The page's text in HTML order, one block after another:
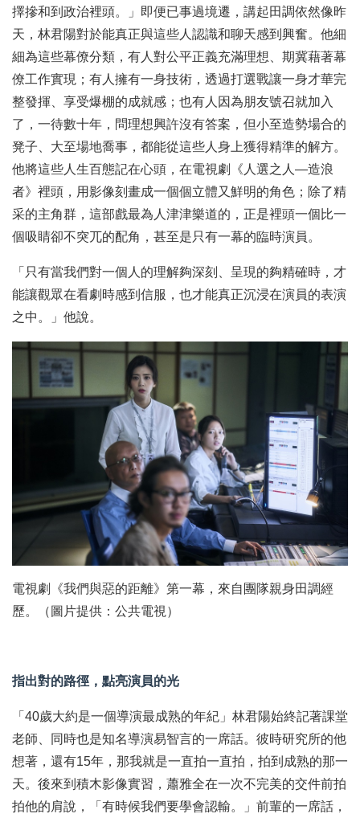
擇摻和到政治裡頭。」即便已事過境遷，講起田調依然像昨
天，林君陽對於能真正與這些人認識和聊天感到興奮。他細
細為這些幕僚分類，有人對公平正義充滿理想、期冀藉著幕
僚工作實現；有人擁有一身技術，透過打選戰讓一身才華完
整發揮、享受爆棚的成就感；也有人因為朋友號召就加入
了，一待數十年，問理想興許沒有答案，但小至造勢場合的
凳子、大至場地喬事，都能從這些人身上獲得精準的解方。
他將這些人生百態記在心頭，在電視劇《人選之人—造浪
者》裡頭，用影像刻畫成一個個立體又鮮明的角色；除了精
采的主角群，這部戲最為人津津樂道的，正是裡頭一個比一
個吸睛卻不突兀的配角，甚至是只有一幕的臨時演員。
「只有當我們對一個人的理解夠深刻、呈現的夠精確時，才
能讓觀眾在看劇時感到信服，也才能真正沉浸在演員的表演
之中。」他說。
電視劇《我們與惡的距離》第一幕，來自團隊親身田調經
歷。（圖片提供：公共電視）
指出對的路徑，點亮演員的光
「40歲大約是一個導演最成熟的年紀」林君陽始終記著課堂
老師、同時也是知名導演易智言的一席話。彼時研究所的他
想著，還有15年，那我就是一直拍一直拍，拍到成熟的那一
天。後來到積木影像實習，蕭雅全在一次不完美的交件前拍
拍他的肩說，「有時候我們要學會認輸。」前輩的一席話，